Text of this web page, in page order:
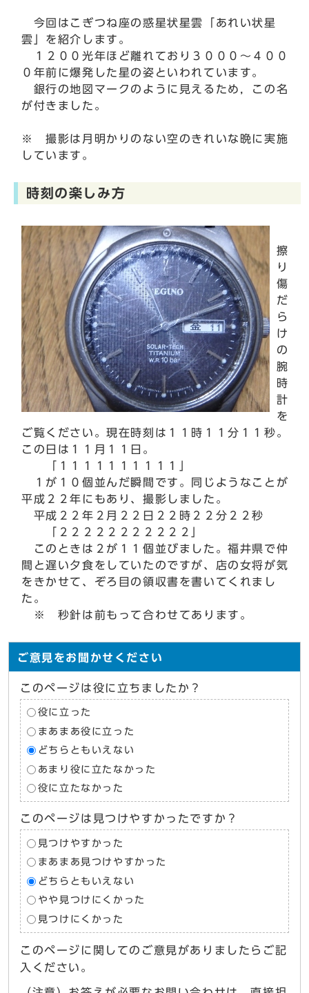
今回はこぎつね座の惑星状星雲「あれい状星
雲」を紹介します。
１２００光年ほど離れており３０００～４００
０年前に爆発した星の姿といわれています。
銀行の地図マークのように見えるため，この名
が付きました。
※ 撮影は月明かりのない空のきれいな晩に実施
しています。
時刻の楽しみ方
擦
り
傷
だ
ら
け
の
腕
時
計
を
ご覧ください。現在時刻は１１時１１分１１秒。
この日は１１月１１日。
「１１１１１１１１１１」
１が１０個並んだ瞬間です。同じようなことが
平成２２年にもあり、撮影しました。
平成２２年２月２２日２２時２２分２２秒
「２２２２２２２２２２２」
このときは２が１１個並びました。福井県で仲
間と遅い夕食をしていたのですが、店の女将が気
をきかせて、ぞろ目の領収書を書いてくれまし
た。
※ 秒針は前もって合わせてあります。
ご意見をお聞かせください
このページは役に立ちましたか？
役に立った
まあまあ役に立った
どちらともいえない
あまり役に立たなかった
役に立たなかった
このページは見つけやすかったですか？
見つけやすかった
まあまあ見つけやすかった
どちらともいえない
やや見つけにくかった
見つけにくかった
このページに関してのご意見がありましたらご記
入ください。